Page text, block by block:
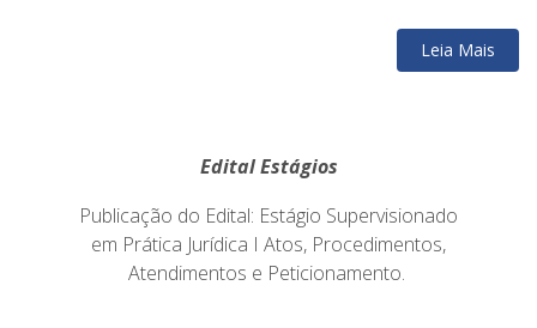
Leia Mais
Edital Estágios
Publicação do Edital: Estágio Supervisionado
em Prática Jurídica I Atos, Procedimentos,
Atendimentos e Peticionamento.